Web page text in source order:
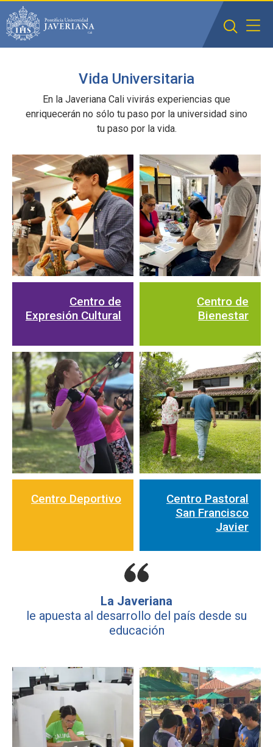
Vida Universitaria
En la Javeriana Cali vivirás experiencias que
enriquecerán no sólo tu paso por la universidad sino
tu paso por la vida.
Centro de
Expresión Cultural
Centro de
Bienestar
Centro Deportivo
Centro Pastoral
San Francisco
Javier
La Javeriana
le apuesta al desarrollo del país desde su
educación